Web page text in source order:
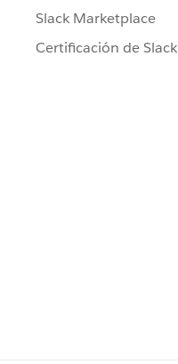
Slack Marketplace
Certificación de Slack